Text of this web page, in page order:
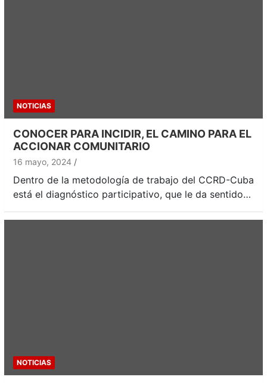
NOTICIAS
CONOCER PARA INCIDIR, EL CAMINO PARA EL
ACCIONAR COMUNITARIO
16 mayo, 2024
Dentro de la metodología de trabajo del CCRD-Cuba
está el diagnóstico participativo, que le da sentido…
NOTICIAS